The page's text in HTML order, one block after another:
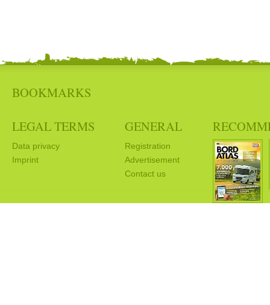
BOOKMARKS
LEGAL TERMS
Data privacy
Imprint
GENERAL
Registration
Advertisement
Contact us